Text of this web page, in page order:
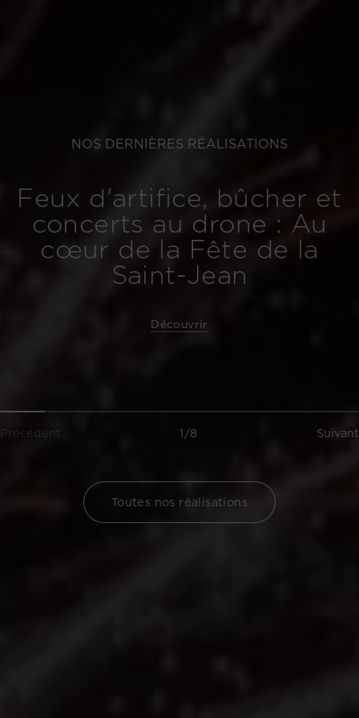
NOS DERNIÈRES RÉALISATIONS
Feux d'artifice, bûcher et
concerts au drone : Au
cœur de la Fête de la
Saint-Jean
Découvrir
Précédent 1/8 Suivant
Toutes nos réalisations